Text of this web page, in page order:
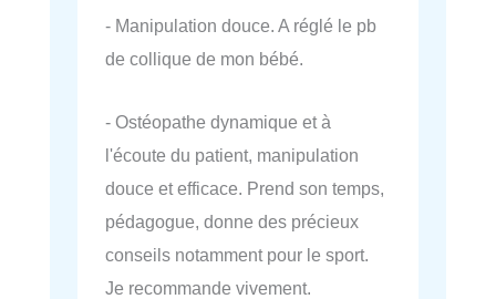
- Manipulation douce. A réglé le pb
de collique de mon bébé.
- Ostéopathe dynamique et à
l'écoute du patient, manipulation
douce et efficace. Prend son temps,
pédagogue, donne des précieux
conseils notamment pour le sport.
Je recommande vivement.